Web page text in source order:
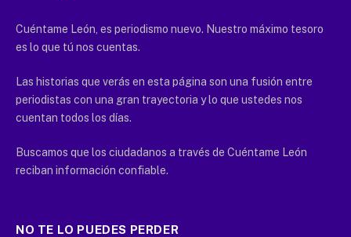
Cuéntame León, es periodismo nuevo. Nuestro máximo tesoro
es lo que tú nos cuentas.
Las historias que verás en esta página son una fusión entre
periodistas con una gran trayectoria y lo que ustedes nos
cuentan todos los días.
Buscamos que los ciudadanos a través de Cuéntame León
reciban información confiable.
NO TE LO PUEDES PERDER